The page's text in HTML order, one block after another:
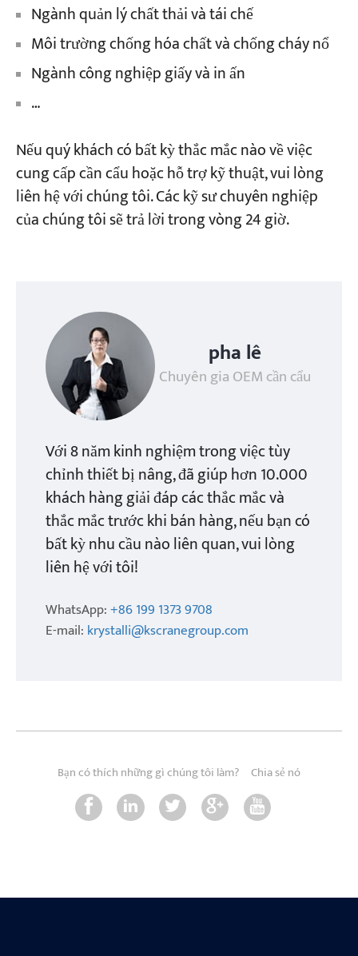
Ngành quản lý chất thải và tái chế
Môi trường chống hóa chất và chống cháy nổ
Ngành công nghiệp giấy và in ấn
…
Nếu quý khách có bất kỳ thắc mắc nào về việc
cung cấp cần cẩu hoặc hỗ trợ kỹ thuật, vui lòng
liên hệ với chúng tôi. Các kỹ sư chuyên nghiệp
của chúng tôi sẽ trả lời trong vòng 24 giờ.
pha lê
Chuyên gia OEM cần cẩu
Với 8 năm kinh nghiệm trong việc tùy
chỉnh thiết bị nâng, đã giúp hơn 10.000
khách hàng giải đáp các thắc mắc và
thắc mắc trước khi bán hàng, nếu bạn có
bất kỳ nhu cầu nào liên quan, vui lòng
liên hệ với tôi!
WhatsApp:+86 199 1373 9708
E-mail: krystalli@kscranegroup.com
Bạn có thích những gì chúng tôi làm? Chia sẻ nó